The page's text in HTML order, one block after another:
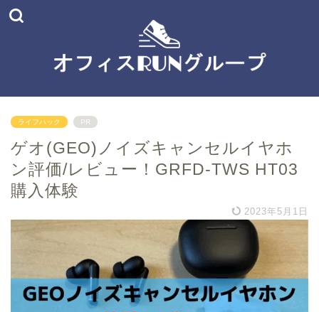
ライフハック PR
ゲオ(GEO)ノイズキャンセルイヤホ
ン評価/レビュー！GRFD-TWS HT03
購入体験
2023年5月1日